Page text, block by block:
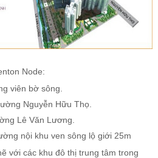
Node:
viên bờ sông.
Nguyễn Hữu Thọ.
Lê Văn Lương.
nội khu ven sông lộ giới 25m
với các khu đô thị trung tâm trong